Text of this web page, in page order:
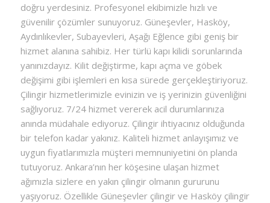
doğru yerdesiniz. Profesyonel ekibimizle hızlı ve
güvenilir çözümler sunuyoruz. Güneşevler, Hasköy,
Aydınlıkevler, Subayevleri, Aşağı Eğlence gibi geniş bir
hizmet alanına sahibiz. Her türlü kapı kilidi sorunlarında
yanınızdayız. Kilit değiştirme, kapı açma ve göbek
değişimi gibi işlemleri en kısa sürede gerçekleştiriyoruz.
Çilingir hizmetlerimizle evinizin ve iş yerinizin güvenliğini
sağlıyoruz. 7/24 hizmet vererek acil durumlarınıza
anında müdahale ediyoruz. Çilingir ihtiyacınız olduğunda
bir telefon kadar yakınız. Kaliteli hizmet anlayışımız ve
uygun fiyatlarımızla müşteri memnuniyetini ön planda
tutuyoruz. Ankara’nın her köşesine ulaşan hizmet
ağımızla sizlere en yakın çilingir olmanın gururunu
yaşıyoruz. Özellikle Güneşevler çilingir ve Hasköy çilingir